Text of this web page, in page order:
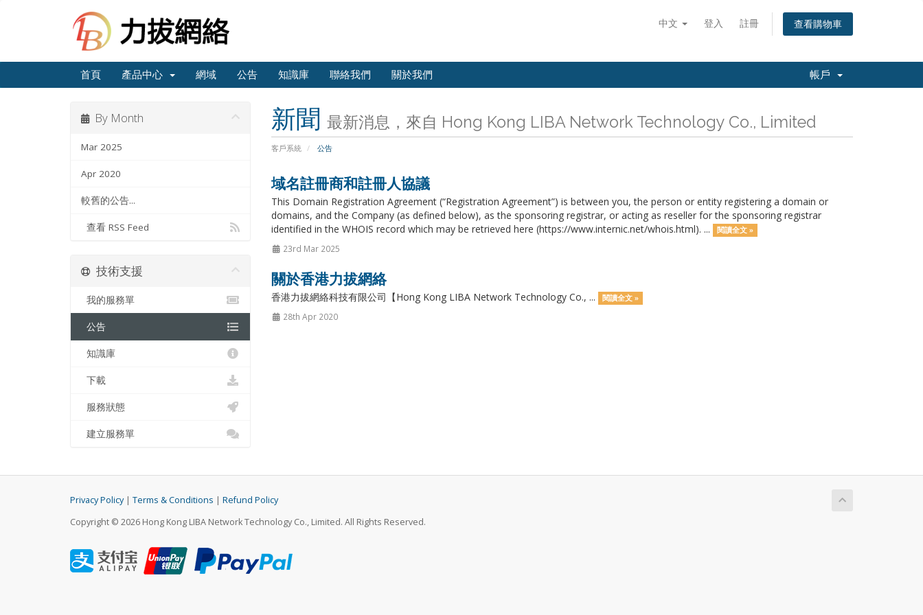
中文 登入 註冊 查看購物車
首頁 產品中心 網域 公告 知識庫 聯絡我們 關於我們 帳戶
新聞 最新消息，來自 Hong Kong LIBA Network Technology Co., Limited
客戶系統 公告
By Month
Mar 2025
Apr 2020
較舊的公告...
查看 RSS Feed
域名註冊商和註冊人協議
This Domain Registration Agreement (“Registration Agreement”) is between you, the person or entity registering a domain or
domains, and the Company (as defined below), as the sponsoring registrar, or acting as reseller for the sponsoring registrar
identified in the WHOIS record which may be retrieved here (https://www.internic.net/whois.html). ...
閱讀全文 »
23rd Mar 2025
關於香港力拔網絡
香港力拔網絡科技有限公司【Hong Kong LIBA Network Technology Co., ... 閱讀全文 »
28th Apr 2020
技術支援
我的服務單
公告
知識庫
下載
服務狀態
建立服務單
Privacy Policy| Terms & Conditions | Refund Policy
Copyright © 2026 Hong Kong LIBA Network Technology Co., Limited. All Rights Reserved.